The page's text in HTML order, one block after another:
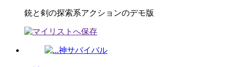
銃と剣の探索系アクションのデモ版